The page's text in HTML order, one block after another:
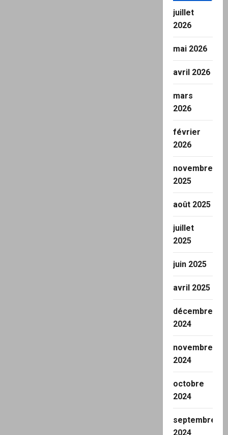
juillet
2026
mai 2026
avril 2026
mars
2026
février
2026
novembre
2025
août 2025
juillet
2025
juin 2025
avril 2025
décembre
2024
novembre
2024
octobre
2024
septembre
2024